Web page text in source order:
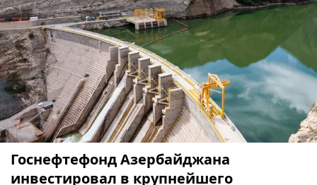
Госнефтефонд Азербайджана
инвестировал в крупнейшего